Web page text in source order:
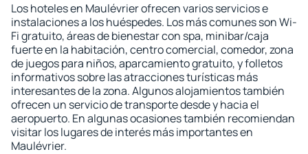
Los hoteles en Maulévrier ofrecen varios servicios e
instalaciones a los huéspedes. Los más comunes son Wi-
Fi gratuito, áreas de bienestar con spa, minibar/caja
fuerte en la habitación, centro comercial, comedor, zona
de juegos para niños, aparcamiento gratuito, y folletos
informativos sobre las atracciones turísticas más
interesantes de la zona. Algunos alojamientos también
ofrecen un servicio de transporte desde y hacia el
aeropuerto. En algunas ocasiones también recomiendan
visitar los lugares de interés más importantes en
Maulévrier.